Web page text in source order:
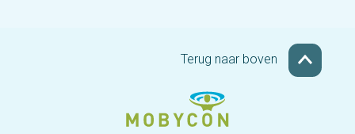
Terug naar boven